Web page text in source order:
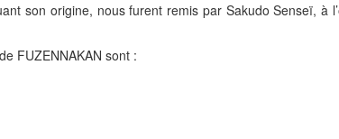
son origine, nous furent remis par Sakudo Senseï, à
FUZENNAKAN sont :